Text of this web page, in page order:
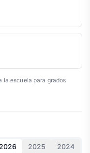
la escuela para grados
2026 2025 2024